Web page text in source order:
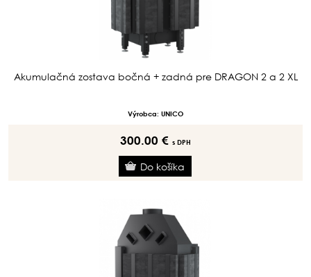
Akumulačná zostava bočná + zadná pre DRAGON 2 a 2 XL
Výrobca: UNICO
300.00 € s DPH